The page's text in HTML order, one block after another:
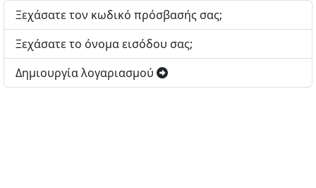
Ξεχάσατε τον κωδικό πρόσβασής σας;
Ξεχάσατε το όνομα εισόδου σας;
Δημιουργία λογαριασμού